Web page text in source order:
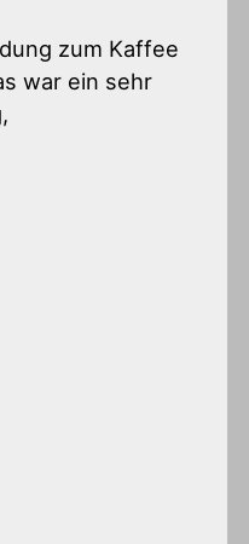
zum Kaffee
war ein sehr